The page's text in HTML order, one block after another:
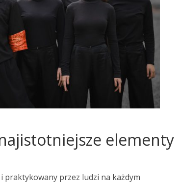
elementy
praktykowany przez ludzi na każdym